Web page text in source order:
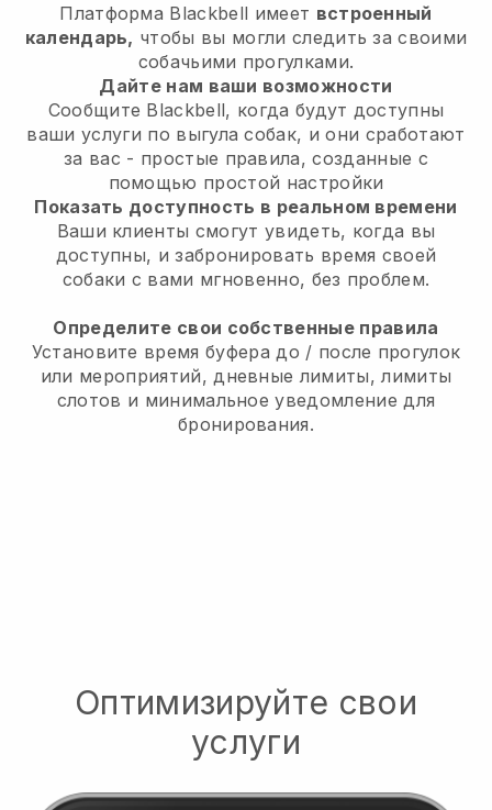
Платформа Blackbell имеет встроенный
календарь, чтобы вы могли следить за своими
собачьими прогулками.
Дайте нам ваши возможности
Сообщите Blackbell, когда будут доступны
ваши услуги по выгула собак, и они сработают
за вас - простые правила, созданные с
помощью простой настройки
Показать доступность в реальном времени
Ваши клиенты смогут увидеть, когда вы
доступны, и забронировать время своей
собаки с вами мгновенно, без проблем.
Определите свои собственные правила
Установите время буфера до / после прогулок
или мероприятий, дневные лимиты, лимиты
слотов и минимальное уведомление для
бронирования.
Оптимизируйте свои
услуги